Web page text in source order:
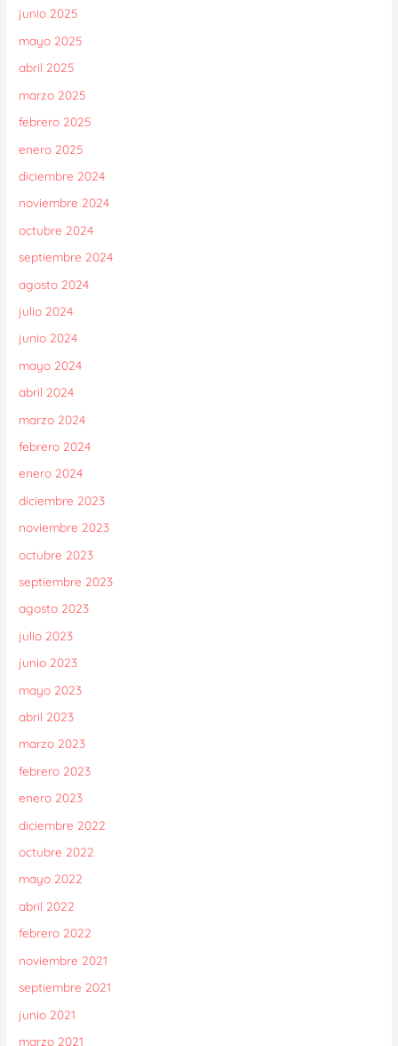
junio 2025
mayo 2025
abril 2025
marzo 2025
febrero 2025
enero 2025
diciembre 2024
noviembre 2024
octubre 2024
septiembre 2024
agosto 2024
julio 2024
junio 2024
mayo 2024
abril 2024
marzo 2024
febrero 2024
enero 2024
diciembre 2023
noviembre 2023
octubre 2023
septiembre 2023
agosto 2023
julio 2023
junio 2023
mayo 2023
abril 2023
marzo 2023
febrero 2023
enero 2023
diciembre 2022
octubre 2022
mayo 2022
abril 2022
febrero 2022
noviembre 2021
septiembre 2021
junio 2021
marzo 2021